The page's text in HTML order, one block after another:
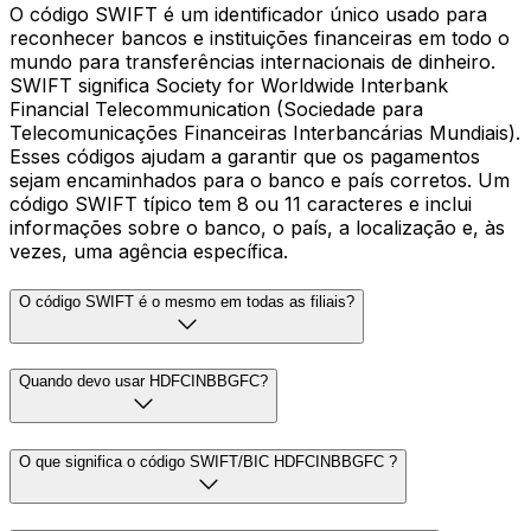
O código SWIFT é um identificador único usado para
reconhecer bancos e instituições financeiras em todo o
mundo para transferências internacionais de dinheiro.
SWIFT significa Society for Worldwide Interbank
Financial Telecommunication (Sociedade para
Telecomunicações Financeiras Interbancárias Mundiais).
Esses códigos ajudam a garantir que os pagamentos
sejam encaminhados para o banco e país corretos. Um
código SWIFT típico tem 8 ou 11 caracteres e inclui
informações sobre o banco, o país, a localização e, às
vezes, uma agência específica.
O código SWIFT é o mesmo em todas as filiais?
Quando devo usar HDFCINBBGFC?
O que significa o código SWIFT/BIC HDFCINBBGFC ?